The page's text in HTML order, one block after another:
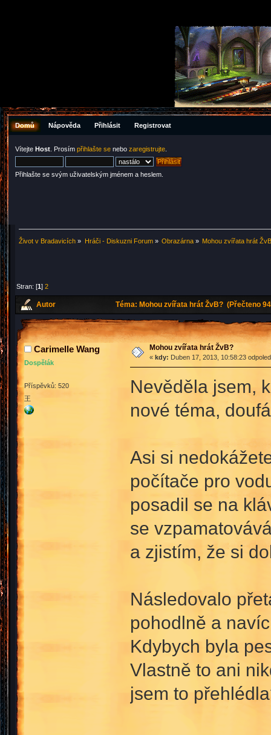
Domů Nápověda Přihlásit Registrovat
Vítejte Host . Prosím přihlašte se nebo zaregistrujte
Přihlašte se svým uživatelským jménem a heslem.
Život v Bradavicích » Hráči - Diskuzni Forum» Obrazárna» Mohou zvířata hrát
Stran: [1]2
Autor Téma: Mohou zvířata hrát ŽvB? (Přečteno
Carimelle Wang
Dospělák
Příspěvků: 520
王
Mohou zvířata hrát ŽvB?
« kdy: Duben 17, 2013, 10:58:23
Nevěděla jsem,
nové téma,
Asi si
počítače pro
posadil se na
se
a zjistím, že si
Následovalo
pohodlně a
Kdybych byla
Vlastně to ani
jsem to